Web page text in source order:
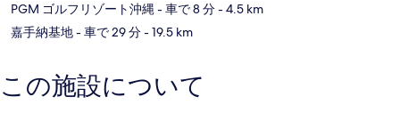
PGM ゴルフリゾート沖縄- 車で 8 分- 4.5 km
嘉手納基地- 車で 29 分- 19.5 km
この施設について